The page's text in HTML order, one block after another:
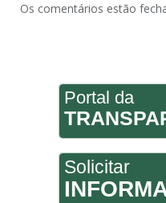
Os comentários estão
Portal da
Solicitar